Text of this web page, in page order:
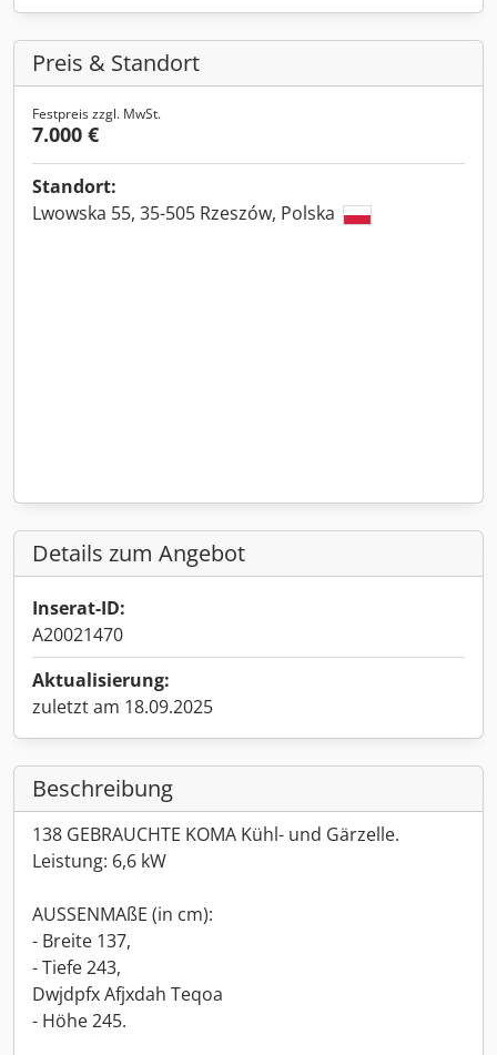
Preis & Standort
Festpreis zzgl. MwSt.
7.000 €
Standort:
Lwowska 55, 35-505 Rzeszów, Polska
Details zum Angebot
Inserat-ID:
A20021470
Aktualisierung:
zuletzt am 18.09.2025
Beschreibung
138 GEBRAUCHTE KOMA Kühl- und Gärzelle.
Leistung: 6,6 kW
AUSSENMAßE (in cm):
- Breite 137,
- Tiefe 243,
Dwjdpfx Afjxdah Teqoa
- Höhe 245.